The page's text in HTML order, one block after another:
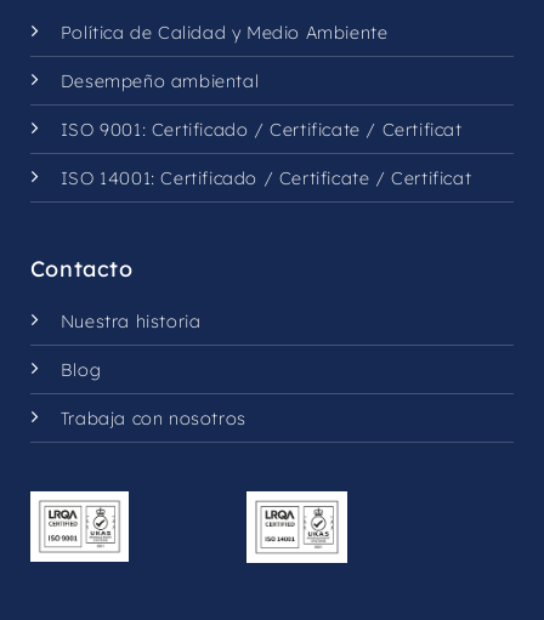
Política de Calidad y Medio Ambiente
Desempeño ambiental
ISO 9001: Certificado /Certificate / Certificat
ISO 14001:Certificado / Certificate /Certificat
Contacto
Nuestra historia
Blog
Trabaja con nosotros